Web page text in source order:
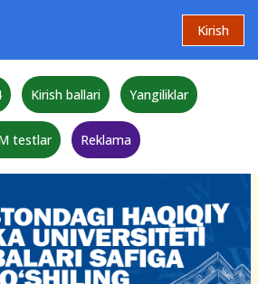
Kirish
Kirish ballari Yangiliklar
testlar Reklama